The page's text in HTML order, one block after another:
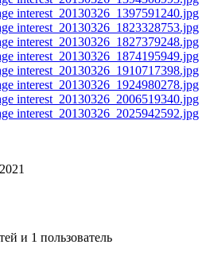
и 1 пользователь